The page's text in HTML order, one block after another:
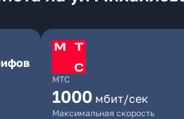
МТС
1000 мбит/сек
Максимальная скорость